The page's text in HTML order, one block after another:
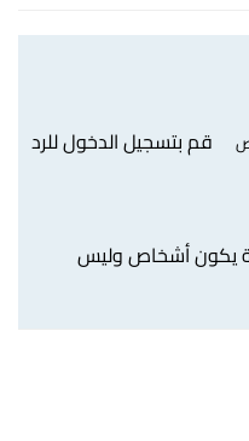
قم بتسجيل الدخول للرد
يكون أشخاص وليس